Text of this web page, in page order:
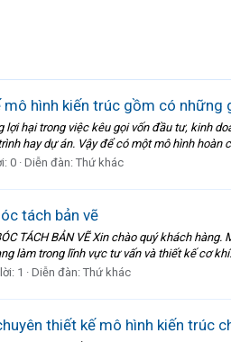
hình kiến trúc gồm có những
lợi hại trong việc kêu gọi vốn đầu tư, kinh
hay dự án. Vậy để có một mô hình hoàn
0 Diễn đàn: Thứ khác
tách bản vẽ
TÁCH BẢN VẼ Xin chào quý khách
làm trong lĩnh vực tư vấn và thiết kế cơ
1 Diễn đàn: Thứ khác
thiết kế mô hình kiến trúc